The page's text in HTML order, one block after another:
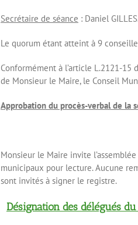
Secrétaire de séance : Daniel
Le quorum étant atteint à 9
Conformément à l’article L.2121-
de Monsieur le Maire, le Conseil
Approbation du procès-verbal de la
Monsieur le Maire invite
municipaux pour lecture. Aucune
sont invités à signer le registre.
Désignation des délégués